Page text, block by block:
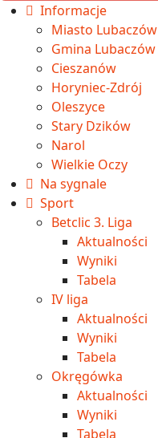
Informacje
Miasto Lubaczów
Gmina Lubaczów
Cieszanów
Horyniec-Zdrój
Oleszyce
Stary Dzików
Narol
Wielkie Oczy
Na sygnale
Sport
Betclic 3. Liga
Aktualności
Wyniki
Tabela
IV liga
Aktualności
Wyniki
Tabela
Okręgówka
Aktualności
Wyniki
Tabela